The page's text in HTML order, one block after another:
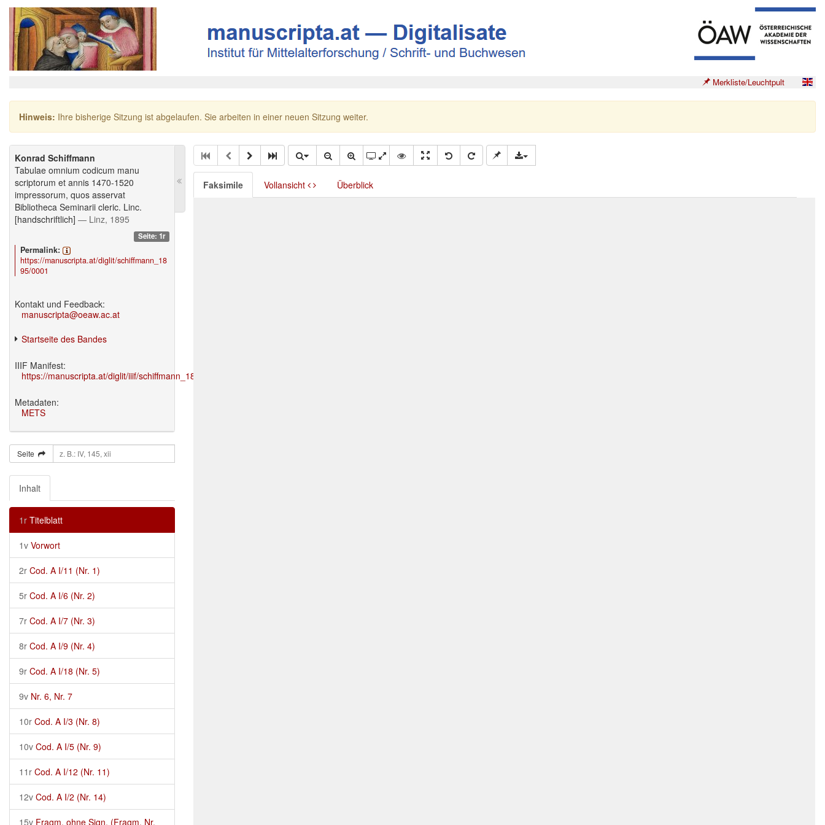
Merkliste/Leuchtpult
Hinweis: Ihre bisherige Sitzung ist abgelaufen. Sie arbeiten in einer neuen Sitzung weiter.
Konrad Schiffmann
Tabulae omnium codicum manu
scriptorum et annis 1470-1520
impressorum, quos asservat
Bibliotheca Seminarii cleric. Linc.
[handschriftlich] — Linz, 1895
Seite: 1r
Permalink:
https://manuscripta.at/diglit/schiffmann_18
95/0001
Kontakt und Feedback:
manuscripta@oeaw.ac.at
Startseite des Bandes
IIIF Manifest:
https://manuscripta.at/diglit/iiif/schiffmann_1895/manifest.json
Metadaten:
METS
Seite
Inhalt
1r Titelblatt
1v Vorwort
2r Cod. A I/11 (Nr. 1)
5r Cod. A I/6 (Nr. 2)
7r Cod. A I/7 (Nr. 3)
8r Cod. A I/9 (Nr. 4)
9r Cod. A I/18 (Nr. 5)
9v Nr. 6, Nr. 7
10r Cod. A I/3 (Nr. 8)
10v Cod. A I/5 (Nr. 9)
11r Cod. A I/12 (Nr. 11)
12v Cod. A I/2 (Nr. 14)
15v Fragm. ohne Sign. (Fragm. Nr.
Faksimile Vollansicht Überblick